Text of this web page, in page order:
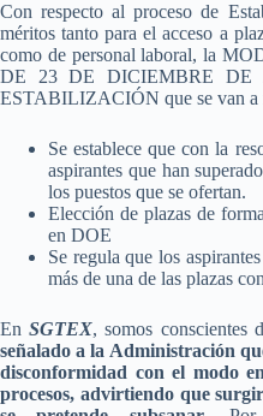
Con respecto al proceso de
méritos tanto para el acceso a
como de personal laboral, la
DE 23 DE DICIEMBRE DE
ESTABILIZACIÓN que se van a
Se establece que con la
aspirantes que han
los puestos que se ofertan.
Elección de plazas de
en DOE
Se regula que los
más de una de las plazas
En SGTEX, somos conscientes
señalado a la Administración
disconformidad con el modo
procesos, advirtiendo que